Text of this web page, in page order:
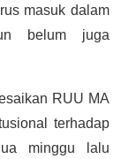
masuk dalam
belum juga
RUU MA
terhadap
minggu lalu